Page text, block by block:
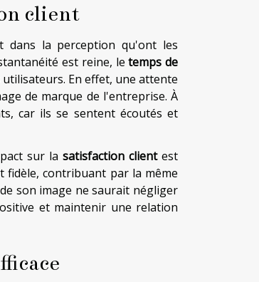
client
dans la perception qu'ont les
est reine, letemps de
En effet, une attente
de marque de l'entreprise. À
car ils se sentent écoutés et
sur lasatisfaction clientest
fidèle, contribuant par la même
son image ne saurait négliger
et maintenir une relation